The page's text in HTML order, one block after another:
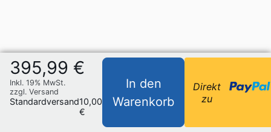
395,99 €
Inkl. 19% MwSt.
zzgl. Versand
Standardversand10,00
€
In den
Warenkorb
Direkt
zu